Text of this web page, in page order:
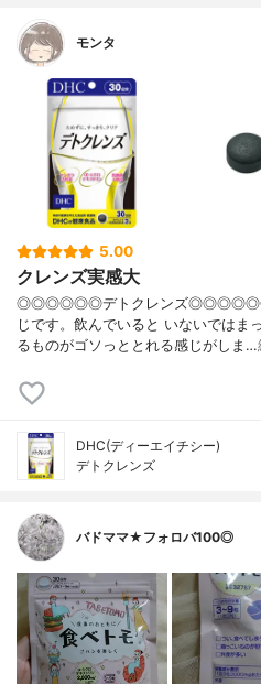
モンタ
5.00
クレンズ実感大
◎◎◎◎◎◎デトクレンズ◎◎◎◎◎◎こ
じです。飲んでいると いないではま
るものがゴソっととれる感じがしま…
DHC(ディーエイチシー)
デトクレンズ
バドママ★フォロバ100◎